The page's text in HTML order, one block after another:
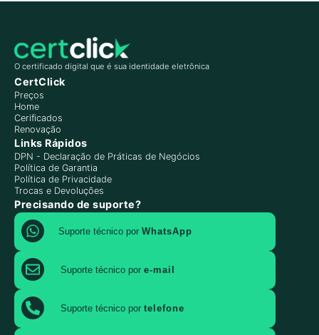
O certificado digital que é sua identidade eletrônica
CertClick
Preços
Home
Cerificados
Renovação
Links Rápidos
DPN - Declaração de Práticas de Negócios
Política de Garantia
Política de Privacidade
Trocas e Devoluções
Precisando de suporte?
Suporte técnico porWhatsApp
Suporte técnico pore-mail
Suporte técnico portelefone